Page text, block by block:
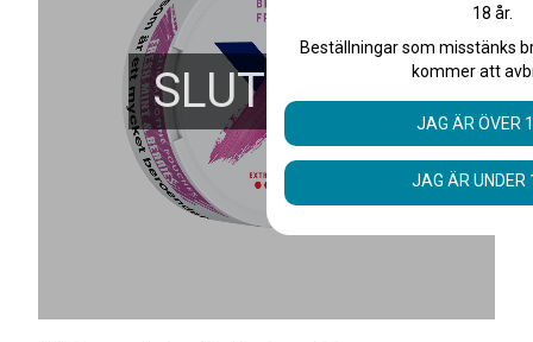
SLUTSÅLD
18 år.
Beställningar som misstänks
kommer att
JAG ÄR ÖVER
JAG ÄR UNDER